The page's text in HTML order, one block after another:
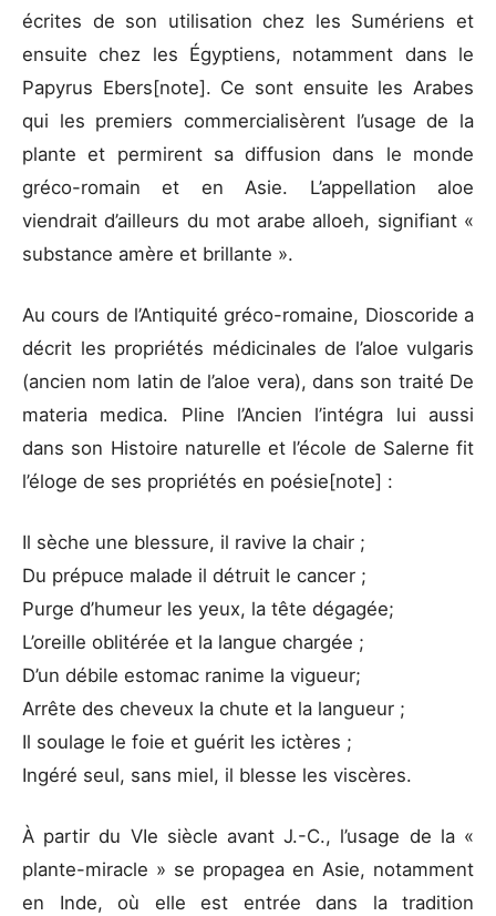
écrites de son utilisation chez les Sumériens et
ensuite chez les Égyptiens, notamment dans le
Papyrus Ebers[note]. Ce sont ensuite les Arabes
qui les premiers commercialisèrent l’usage de la
plante et permirent sa diffusion dans le monde
gréco-romain et en Asie. L’appellation aloe
viendrait d’ailleurs du mot arabe alloeh, signifiant «
substance amère et brillante ».
Au cours de l’Antiquité gréco-romaine, Dioscoride a
décrit les propriétés médicinales de l’aloe vulgaris
(ancien nom latin de l’aloe vera), dans son traité De
materia medica. Pline l’Ancien l’intégra lui aussi
dans son Histoire naturelle et l’école de Salerne fit
l’éloge de ses propriétés en poésie[note] :
Il sèche une blessure, il ravive la chair ;
Du prépuce malade il détruit le cancer ;
Purge d’humeur les yeux, la tête dégagée;
L’oreille oblitérée et la langue chargée ;
D’un débile estomac ranime la vigueur;
Arrête des cheveux la chute et la langueur ;
Il soulage le foie et guérit les ictères ;
Ingéré seul, sans miel, il blesse les viscères.
À partir du VIe siècle avant J.-C., l’usage de la «
plante-miracle » se propagea en Asie, notamment
en Inde, où elle est entrée dans la tradition